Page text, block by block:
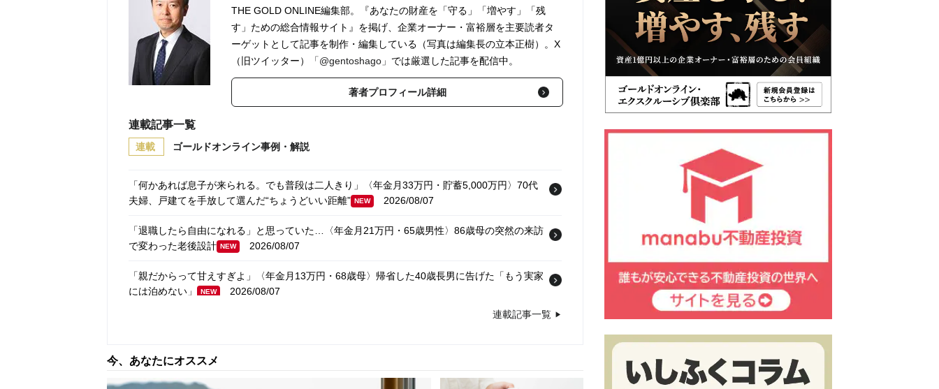
THE GOLD ONLINE編集部。『あなたの財産を「守る」「増やす」「残
す」ための総合情報サイト』を掲げ、企業オーナー・富裕層を主要読者タ
ーゲットとして記事を制作・編集している（写真は編集長の立本正樹）。X
（旧ツイッター）
「@gentoshago」 では厳選した記事を配信中。
著者プロフィール詳細
連載記事一覧
連載 ゴールドオンライン事例・解説
「何かあれば息子が来られる。でも普段は二人きり」〈年金月33万円・貯蓄5,000万円〉70代
夫婦、戸建てを手放して選んだ“ちょうどいい距離”
NEW 2026/08/07
「退職したら自由になれる」と思っていた…〈年金月21万円・65歳男性〉86歳母の突然の来訪
で変わった老後設計
NEW 2026/08/07
「親だからって甘えすぎよ」〈年金月13万円・68歳母〉帰省した40歳長男に告げた「もう実家
には泊めない」
NEW 2026/08/07
「お母さん、何これ…？」＜年金18万円＞75歳母の家で、頭が真っ白になった45歳娘。築45年
「もう二度と会えなくていい」…手取り28万円・32歳女性がスーツケース片手に実家を飛び出
した日。きっかけは66歳母の「背筋の凍る一言」
連載記事一覧
今、あなたにオススメ